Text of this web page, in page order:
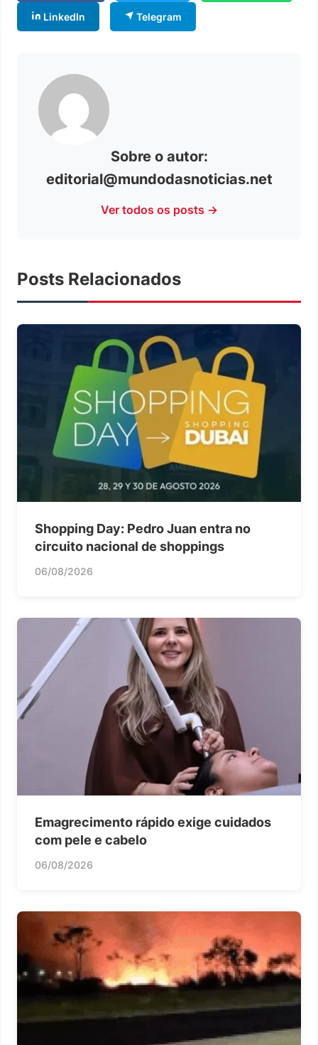
LinkedIn Telegram
Sobre o autor:
editorial@mundodasnoticias.net
Ver todos os posts →
Posts Relacionados
Shopping Day: Pedro Juan entra no
circuito nacional de shoppings
06/08/2026
Emagrecimento rápido exige cuidados
com pele e cabelo
06/08/2026